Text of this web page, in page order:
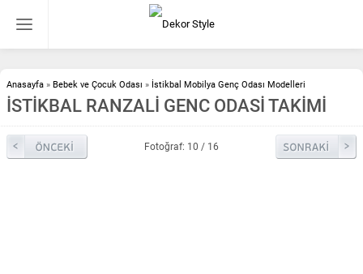
Anasayfa » Bebek ve Çocuk Odası » İstikbal Mobilya Genç Odası Modelleri
İSTİKBAL RANZALİ GENC ODASİ TAKİMİ
Fotoğraf: 10 / 16